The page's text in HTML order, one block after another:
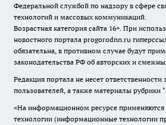
Федеральной службой по надзору в сфере
технологий и массовых коммуникаций.
Возрастная категория сайта 16+. При
новостного портала progorodnn.ru
обязательна, в противном случае будут
законодательства РФ об авторских и
Редакция портала не несет
пользователей, а также материалы рубрики
«На информационном ресурсе применяются
технологии (информационные технологии